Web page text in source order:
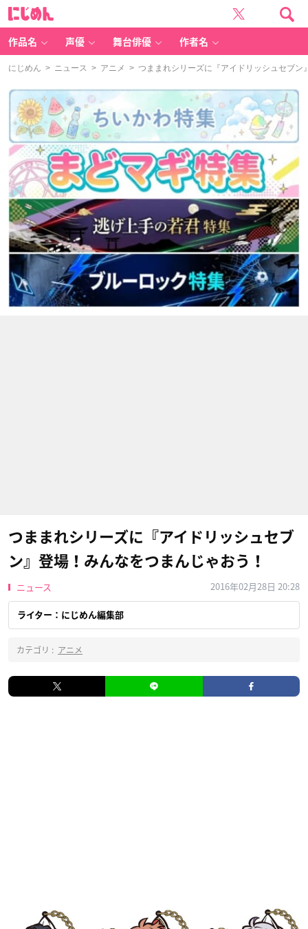
作品名 声優 舞台俳優 作者名
にじめん > ニュース > アニメ > つままれシリーズに『アイドリッシュセブン
つままれシリーズに『アイドリッシュセブ
ン』登場！みんなをつまんじゃおう！
ニュース 2016年02月28日 20:28
ライター：にじめん編集部
カテゴリ : アニメ